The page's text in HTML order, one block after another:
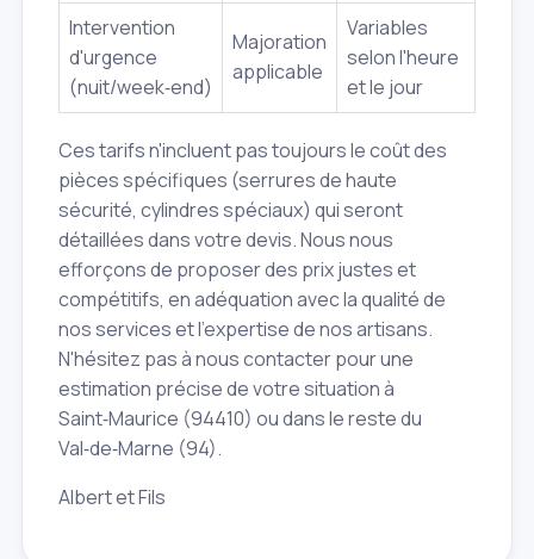
Intervention
d'urgence
(nuit/week‑end)
Majoration
applicable
Variables
selon l'heure
et le jour
Ces tarifs n'incluent pas toujours le coût des
pièces spécifiques (serrures de haute
sécurité, cylindres spéciaux) qui seront
détaillées dans votre devis. Nous nous
efforçons de proposer des prix justes et
compétitifs, en adéquation avec la qualité de
nos services et l'expertise de nos artisans.
N'hésitez pas à nous contacter pour une
estimation précise de votre situation à
Saint‑Maurice (94410) ou dans le reste du
Val‑de‑Marne (94).
Albert et Fils